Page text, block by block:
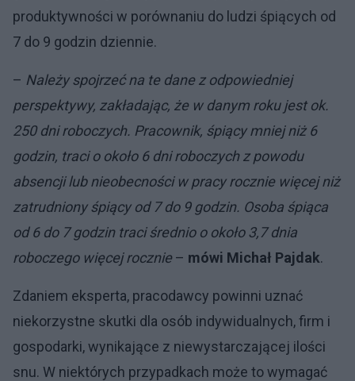
produktywności w porównaniu do ludzi śpiących od
7 do 9 godzin dziennie.
– Należy spojrzeć na te dane z odpowiedniej
perspektywy, zakładając, że w danym roku jest ok.
250 dni roboczych. Pracownik, śpiący mniej niż 6
godzin, traci o około 6 dni roboczych z powodu
absencji lub nieobecności w pracy rocznie więcej niż
zatrudniony śpiący od 7 do 9 godzin. Osoba śpiąca
od 6 do 7 godzin traci średnio o około 3,7 dnia
roboczego więcej rocznie – mówi Michał Pajdak.
Zdaniem eksperta, pracodawcy powinni uznać
niekorzystne skutki dla osób indywidualnych, firm i
gospodarki, wynikające z niewystarczającej ilości
snu. W niektórych przypadkach może to wymagać